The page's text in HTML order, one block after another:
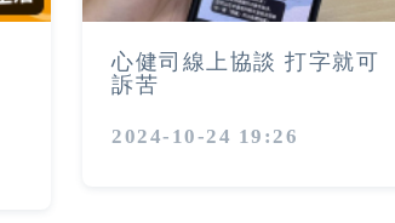
心健司線上協談 打字就可
訴苦
2024-10-24 19:26